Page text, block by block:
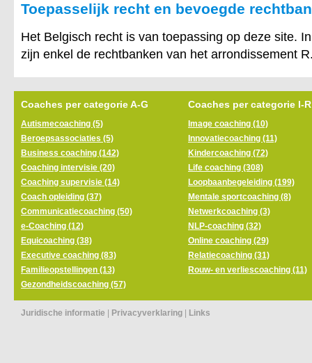
Toepasselijk recht en bevoegde
Het Belgisch recht is van toepassing op deze site.
zijn enkel de rechtbanken van het arrondissement
Coaches per categorie A-G
Autismecoaching (5)
Beroepsassociaties (5)
Business coaching (142)
Coaching intervisie (20)
Coaching supervisie (14)
Coach opleiding (37)
Communicatiecoaching (50)
e-Coaching (12)
Equicoaching (38)
Executive coaching (83)
Familieopstellingen (13)
Gezondheidscoaching (57)
Coaches per categorie I-R
Image coaching (10)
Innovatiecoaching (11)
Kindercoaching (72)
Life coaching (308)
Loopbaanbegeleiding (199)
Mentale sportcoaching (8)
Netwerkcoaching (3)
NLP-coaching (32)
Online coaching (29)
Relatiecoaching (31)
Rouw- en verliescoaching (11)
Juridische informatie Privacyverklaring Links